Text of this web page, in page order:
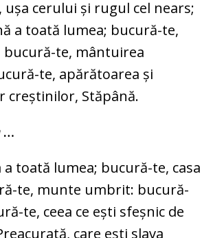
cerului şi rugul cel nears;
a toată lumea; bucură-te,
te, mântuirea
te, apărătoarea şi
creştinilor, Stăpână.
…
toată lumea; bucură-te, casa
te, munte umbrit: bucură-
te, ceea ce eşti sfeşnic de
care eşti slava